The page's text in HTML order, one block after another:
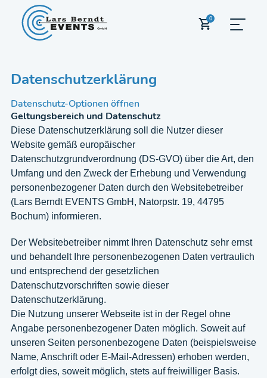
0
Datenschutzerklärung
Datenschutz-Optionen öffnen
Geltungsbereich und Datenschutz
Diese Datenschutzerklärung soll die Nutzer dieser
Website gemäß europäischer
Datenschutzgrundverordnung (DS-GVO) über die Art, den
Umfang und den Zweck der Erhebung und Verwendung
personenbezogener Daten durch den Websitebetreiber
(Lars Berndt EVENTS GmbH, Natorpstr. 19, 44795
Bochum) informieren.
Der Websitebetreiber nimmt Ihren Datenschutz sehr ernst
und behandelt Ihre personenbezogenen Daten vertraulich
und entsprechend der gesetzlichen
Datenschutzvorschriften sowie dieser
Datenschutzerklärung.
Die Nutzung unserer Webseite ist in der Regel ohne
Angabe personenbezogener Daten möglich. Soweit auf
unseren Seiten personenbezogene Daten (beispielsweise
Name, Anschrift oder E-Mail-Adressen) erhoben werden,
erfolgt dies, soweit möglich, stets auf freiwilliger Basis.